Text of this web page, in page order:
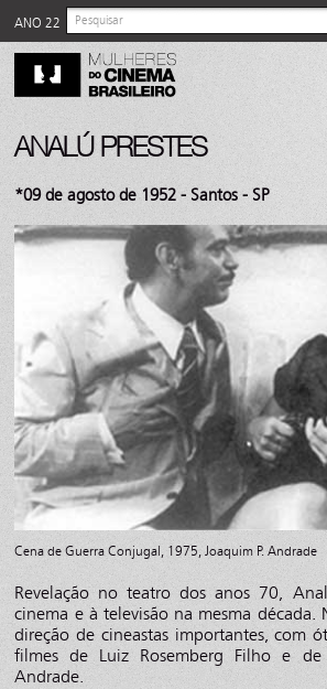
ANO 22
ANALÚ PRESTES
*09 de agosto de 1952 - Santos - SP
Cena de Guerra Conjugal, 1975, Joaquim P. Andrade
Revelação no teatro dos anos 70,
cinema e à televisão na mesma década.
direção de cineastas importantes, com
filmes de Luiz Rosemberg Filho e
Andrade.